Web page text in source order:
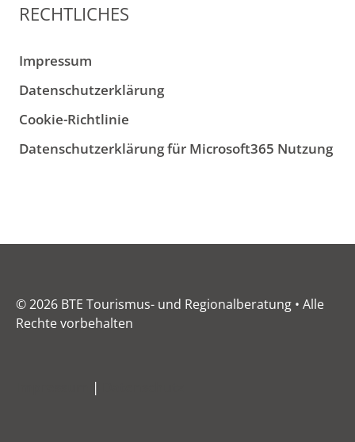
RECHTLICHES
Impressum
Datenschutzerklärung
Cookie-Richtlinie
Datenschutzerklärung für Microsoft365 Nutzung
© 2026 BTE Tourismus- und Regionalberatung • Alle
Rechte vorbehalten
|